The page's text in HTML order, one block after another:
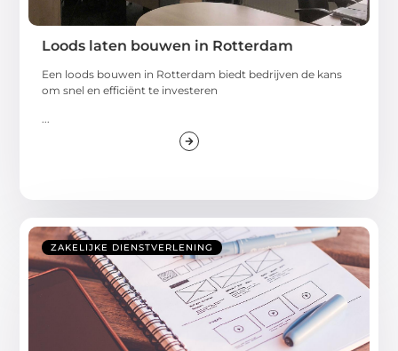
Loods laten bouwen in Rotterdam
Een loods bouwen in Rotterdam biedt bedrijven de kans
om snel en efficiënt te investeren
...
ZAKELIJKE DIENSTVERLENING